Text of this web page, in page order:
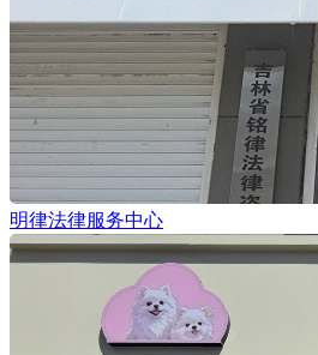
明律法律服务中心